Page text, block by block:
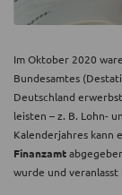
Im Oktober 2020
Bundesamtes
Deutschland
leisten – z. B. Lohn-
Kalenderjahres kann
Finanzamt
wurde und veranlasst